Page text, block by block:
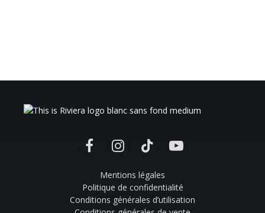
FacebookInstagramTikTok YouTube
Mentions légales
Politique de confidentialité
Conditions générales d’utilisation